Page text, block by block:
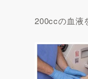
200ccの血液